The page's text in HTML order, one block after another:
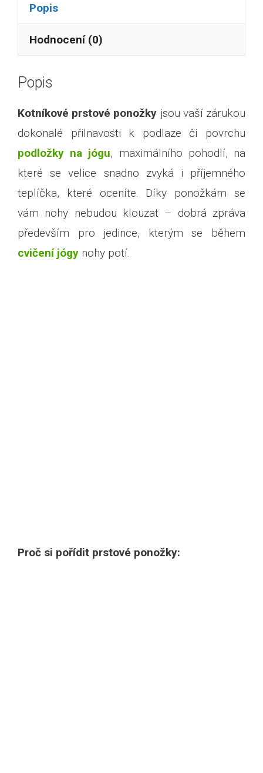
Popis
Hodnocení (0)
Popis
Kotníkové prstové ponožky jsou vaší zárukou
dokonalé přilnavosti k podlaze či povrchu
podložky na jógu, maximálního pohodlí, na
které se velice snadno zvyká i příjemného
teplíčka, které oceníte. Díky ponožkám se
vám nohy nebudou klouzat – dobrá zpráva
především pro jedince, kterým se během
cvičení jógy nohy potí.
Proč si pořídit prstové ponožky: